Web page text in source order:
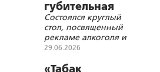
губительная
среда
Состоялся круглый
стол, посвященный
рекламе алкоголя и
табака в Российской
Союзе и
29.06.2026
«Табак